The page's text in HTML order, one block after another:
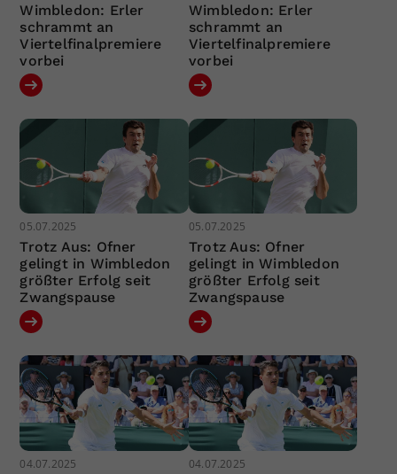
Wimbledon: Erler
schrammt an
Viertelfinalpremiere
vorbei
Wimbledon: Erler
schrammt an
Viertelfinalpremiere
vorbei
05.07.2025
Trotz Aus: Ofner
gelingt in Wimbledon
größter Erfolg seit
Zwangspause
05.07.2025
Trotz Aus: Ofner
gelingt in Wimbledon
größter Erfolg seit
Zwangspause
04.07.2025 04.07.2025